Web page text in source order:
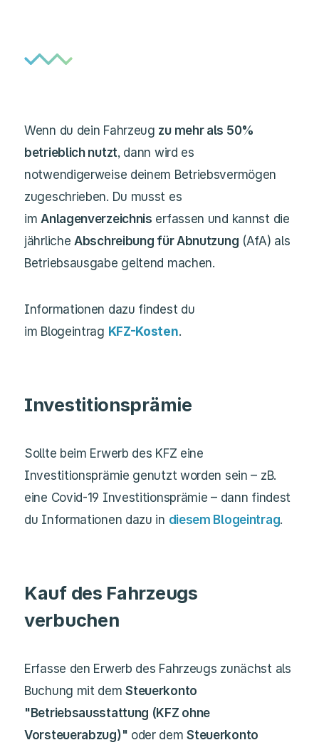
Wenn du dein Fahrzeug zu mehr als 50%
betrieblich nutzt, dann wird es
notwendigerweise deinem Betriebsvermögen
zugeschrieben. Du musst es
im Anlagenverzeichnis erfassen und kannst die
jährliche Abschreibung für Abnutzung (AfA) als
Betriebsausgabe geltend machen.
Informationen dazu findest du
im Blogeintrag KFZ-Kosten.
Investitionsprämie
Sollte beim Erwerb des KFZ eine
Investitionsprämie genutzt worden sein – zB.
eine Covid-19 Investitionsprämie – dann findest
du Informationen dazu in diesem Blogeintrag.
Kauf des Fahrzeugs
verbuchen
Erfasse den Erwerb des Fahrzeugs zunächst als
Buchung mit demSteuerkonto
"Betriebsausstattung (KFZ ohne
Vorsteuerabzug)" oder demSteuerkonto